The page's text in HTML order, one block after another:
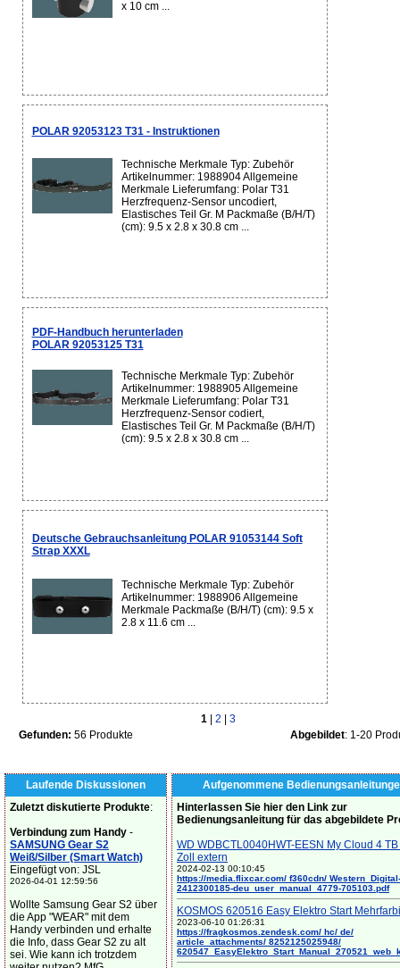
x 10 cm ...
POLAR 92053123 T31 - Instruktionen
Technische Merkmale Typ: Zubehör
Artikelnummer: 1988904 Allgemeine
Merkmale Lieferumfang: Polar T31
Herzfrequenz-Sensor uncodiert,
Elastisches Teil Gr. M Packmaße (B/H/T)
(cm): 9.5 x 2.8 x 30.8 cm ...
PDF-Handbuch herunterladen
POLAR 92053125 T31
Technische Merkmale Typ: Zubehör
Artikelnummer: 1988905 Allgemeine
Merkmale Lieferumfang: Polar T31
Herzfrequenz-Sensor codiert,
Elastisches Teil Gr. M Packmaße (B/H/T)
(cm): 9.5 x 2.8 x 30.8 cm ...
Deutsche Gebrauchsanleitung POLAR 91053144 Soft
Strap XXXL
Technische Merkmale Typ: Zubehör
Artikelnummer: 1988906 Allgemeine
Merkmale Packmaße (B/H/T) (cm): 9.5 x
2.8 x 11.6 cm ...
1 2
3
Gefunden: 56 Produkte Abgebildet: 1-20
Laufende Diskussionen
Zuletzt diskutierte Produkte:
Verbindung zum Handy -
SAMSUNG Gear S2
Weiß/Silber (Smart Watch)
Eingefügt von: JSL
2026-04-01 12:59:56
Wollte Samsung Gear S2 über
die App "WEAR" mit dem
Handy verbinden und erhalte
die Info, dass Gear S2 zu alt
sei. Wie kann ich trotzdem
Aufgenommene
Hinterlassen Sie hier den Link zur
Bedienungsanleitung für das abgebildete
WD WDBCTL0040HWT-EESN My Cloud 4
Zoll extern
2024-02-13 00:10:45
https://media.flixcar.com/ f360cdn/ Western_Digital-
2412300185-deu_user_manual_4779-705103.pdf
KOSMOS 620516 Easy Elektro Start
2023-06-10 01:26:31
https://fragkosmos.zendesk.com/ hc/ de/
article_attachments/ 8252125025948/